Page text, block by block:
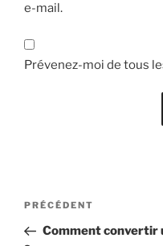
e-mail.
Prévenez-moi de tous
Navigation
l’article
Article
précédent
PRÉCÉDENT
Comment convertir